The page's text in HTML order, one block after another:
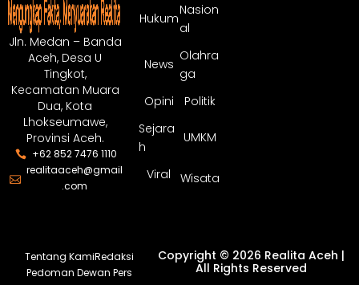
Jln. Medan – Banda
Aceh, Desa U
Tingkot,
Kecamatan Muara
Dua, Kota
Lhokseumawe,
Provinsi Aceh.
+62 852 7476 1110
realitaaceh@gmail
.com
Hukum
Nasion
al
News
Olahra
ga
Opini
Politik
Sejara
h
UMKM
Viral Wisata
Tentang KamiRedaksi
Pedoman Dewan Pers
Copyright © 2026 Realita Aceh |
All Rights Reserved